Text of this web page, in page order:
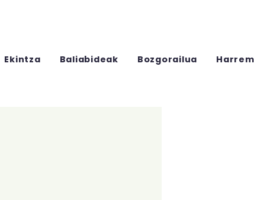
Ekintza Baliabideak Bozgorailua